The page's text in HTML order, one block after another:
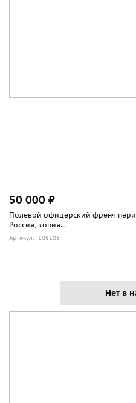
50 000 ₽
Полевой офицерский френч
Россия, копия...
Артикул: 106108
Нет в